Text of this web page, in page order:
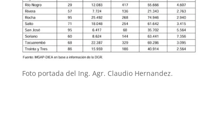
Foto portada del Ing. Agr. Claudio Hernandez.